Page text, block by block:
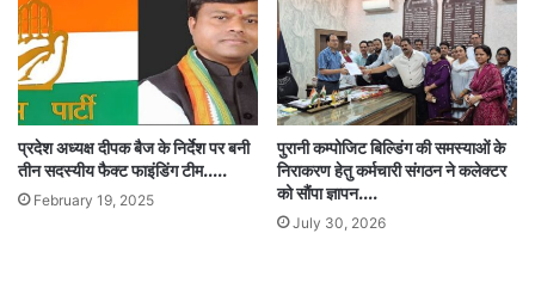
प्रदेश अध्यक्ष दीपक बैज के निर्देश पर बनी
तीन सदस्यीय फैक्ट फाइंडिंग टीम…..
February 19, 2025
पुरानी कम्पोजिट बिल्डिंग की समस्याओं के
निराकरण हेतु कर्मचारी संगठन ने कलेक्टर
को सौंपा ज्ञापन….
July 30, 2026